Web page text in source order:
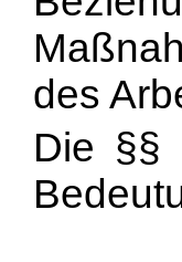
des
Die §§